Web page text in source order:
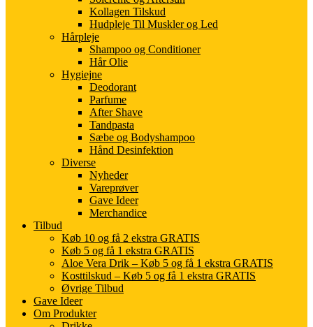
Kollagen Tilskud
Hudpleje Til Muskler og Led
Hårpleje
Shampoo og Conditioner
Hår Olie
Hygiejne
Deodorant
Parfume
After Shave
Tandpasta
Sæbe og Bodyshampoo
Hånd Desinfektion
Diverse
Nyheder
Vareprøver
Gave Ideer
Merchandice
Tilbud
Køb 10 og få 2 ekstra GRATIS
Køb 5 og få 1 ekstra GRATIS
Aloe Vera Drik – Køb 5 og få 1 ekstra GRATIS
Kosttilskud – Køb 5 og få 1 ekstra GRATIS
Øvrige Tilbud
Gave Ideer
Om Produkter